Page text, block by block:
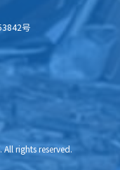
号
rights reserved.